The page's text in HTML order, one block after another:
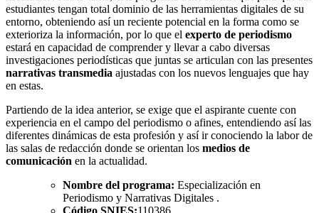
estudiantes tengan total dominio de las herramientas digitales de su
entorno, obteniendo así un reciente potencial en la forma como se
exterioriza la información, por lo que el experto de periodismo
estará en capacidad de comprender y llevar a cabo diversas
investigaciones periodísticas que juntas se articulan con las presentes
narrativas transmedia ajustadas con los nuevos lenguajes que hay
en estas.
Partiendo de la idea anterior, se exige que el aspirante cuente con
experiencia en el campo del periodismo o afines, entendiendo así las
diferentes dinámicas de esta profesión y así ir conociendo la labor de
las salas de redacción donde se orientan los medios de
comunicación en la actualidad.
Nombre del programa: Especialización en
Periodismo y Narrativas Digitales .
Código SNIES:110386